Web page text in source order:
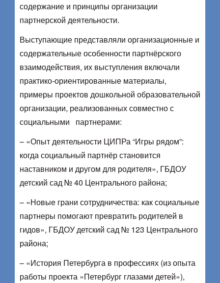
содержание и принципы организации
партнерской деятельности.
Выступающие представляли организационные и
содержательные особенности партнёрского
взаимодействия, их выступления включали
практико-ориентированные материалы,
примеры проектов дошкольной образовательной
организации, реализованных совместно с
социальными партнерами:
– «Опыт деятельности ЦИПРа “Игры рядом”:
когда социальный партнёр становится
наставником и другом для родителя», ГБДОУ
детский сад № 40 Центрального района;
– «Новые грани сотрудничества: как социальные
партнеры помогают превратить родителей в
гидов», ГБДОУ детский сад № 123 Центрального
района;
– «История Петербурга в профессиях (из опыта
работы проекта «Петербург глазами детей»),